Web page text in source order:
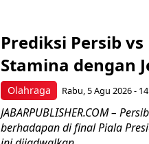
Olahraga
Prediksi Persib
Stamina dengan
Rabu, 5 Agu 2026 -
JABARPUBLISHER.COM –
berhadapan di final Piala